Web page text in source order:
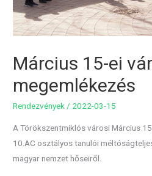
Március 15-ei
megemlékezés
Rendezvények / 2022-03-15
A Törökszentmiklós városi Március
10.AC osztályos tanulói
magyar nemzet hőseiről.